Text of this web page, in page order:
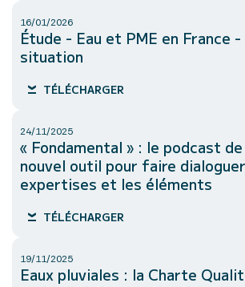
16/01/2026
Étude - Eau et PME en France -
situation
TÉLÉCHARGER
24/11/2025
« Fondamental » : le podcast de
nouvel outil pour faire
expertises et les éléments
TÉLÉCHARGER
19/11/2025
Eaux pluviales : la Charte